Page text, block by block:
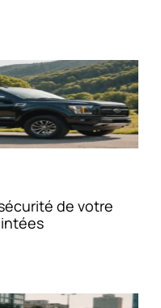
de votre